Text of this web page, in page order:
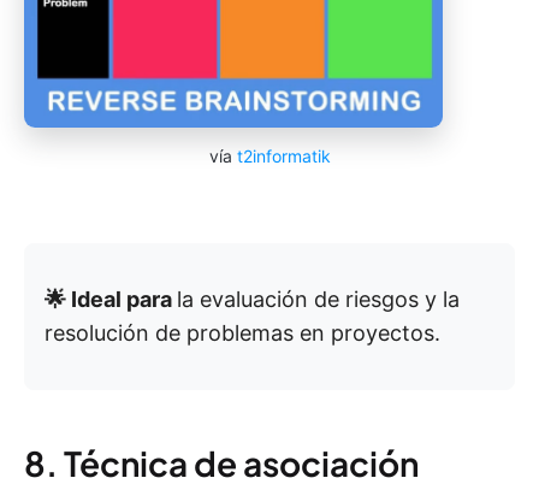
vía t2informatik
🌟 Ideal para la evaluación de riesgos y la
resolución de problemas en proyectos.
8. Técnica de asociación